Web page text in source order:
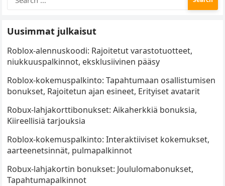
for:
Uusimmat julkaisut
Roblox-alennuskoodi: Rajoitetut varastotuotteet,
niukkuuspalkinnot, eksklusiivinen pääsy
Roblox-kokemuspalkinto: Tapahtumaan osallistumisen
bonukset, Rajoitetun ajan esineet, Erityiset avatarit
Robux-lahjakorttibonukset: Aikaherkkiä bonuksia,
Kiireellisiä tarjouksia
Roblox-kokemuspalkinto: Interaktiiviset kokemukset,
aarteenetsinnät, pulmapalkinnot
Robux-lahjakortin bonukset: Joululomabonukset,
Tapahtumapalkinnot